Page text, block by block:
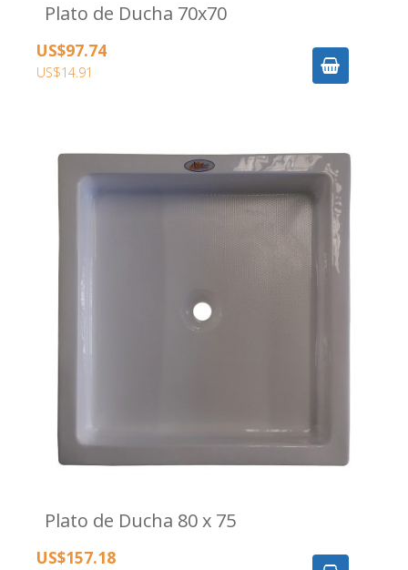
Plato de Ducha 70x70
US$97.74
US$14.91
Plato de Ducha 80 x 75
US$157.18